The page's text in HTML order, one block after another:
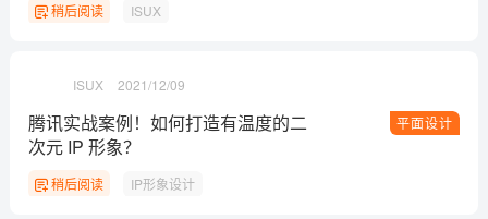
稍后阅读 ISUX
ISUX 2021/12/09
平面设计
腾讯实战案例！如何打造有温度的二
次元 IP 形象？
稍后阅读 IP形象设计